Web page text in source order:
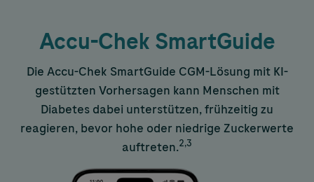
Accu-Chek SmartGuide
Die Accu-Chek SmartGuide CGM-Lösung mit KI-
gestützten Vorhersagen kann Menschen mit
Diabetes dabei unterstützen, frühzeitig zu
reagieren, bevor hohe oder niedrige Zuckerwerte
auftreten.2,3